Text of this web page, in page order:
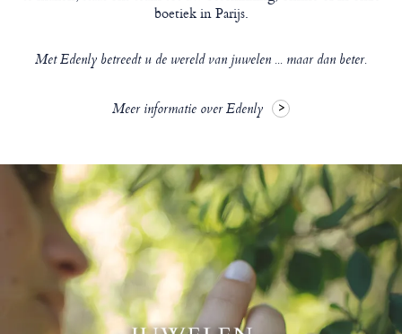
boetiek in Parijs.
Met Edenly betreedt u de wereld van juwelen ... maar dan beter.
Meer informatie over Edenly